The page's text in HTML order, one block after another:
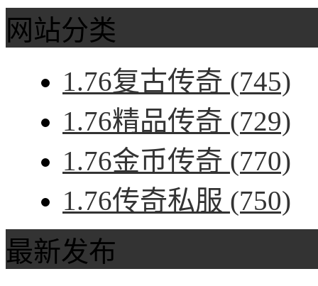
网站分类
1.76复古传奇 (745)
1.76精品传奇 (729)
1.76金币传奇 (770)
1.76传奇私服 (750)
最新发布